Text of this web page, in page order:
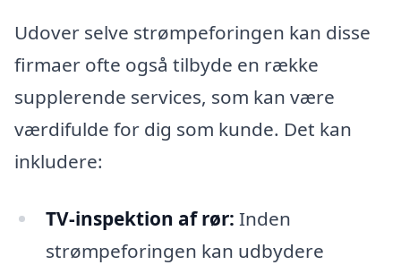
Udover selve strømpeforingen kan disse
firmaer ofte også tilbyde en række
supplerende services, som kan være
værdifulde for dig som kunde. Det kan
inkludere:
TV-inspektion af rør: Inden
strømpeforingen kan udbydere